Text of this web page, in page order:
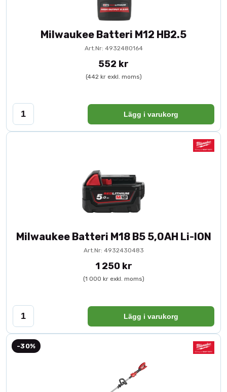
Milwaukee Batteri M12 HB2.5
Art.Nr: 4932480164
552 kr
(442 kr exkl. moms)
Lägg i varukorg
Milwaukee Batteri M18 B5 5,0AH Li-ION
Art.Nr: 4932430483
1 250 kr
(1 000 kr exkl. moms)
Lägg i varukorg
-30%